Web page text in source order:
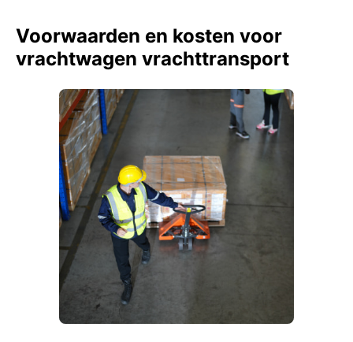
Voorwaarden en kosten voor
vrachtwagen vrachttransport